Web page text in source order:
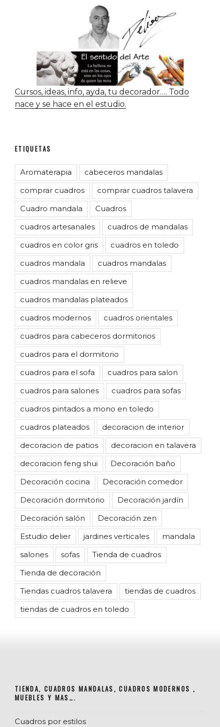
Cursos, ideas, info, ayda, tu decorador…. Todo
nace y se hace en el estudio.
ETIQUETAS
Aromaterapia
cabeceros mandalas
comprar cuadros
comprar cuadros talavera
Cuadro mandala
Cuadros
cuadros artesanales
cuadros de mandalas
cuadros en color gris
cuadros en toledo
cuadros mandala
cuadros mandalas
cuadros mandalas en relieve
cuadros mandalas plateados
cuadros modernos
cuadros orientales
cuadros para cabeceros dormitorios
cuadros para el dormitorio
cuadros para el sofa
cuadros para salon
cuadros para salones
cuadros para sofas
cuadros pintados a mono en toledo
cuadros plateados
decoracion de interior
decoracion de patios
decoracion en talavera
decoracion feng shui
Decoración baño
Decoración cocina
Decoración comedor
Decoración dormitorio
Decoración jardín
Decoración salón
Decoración zen
Estudio delier
jardines verticales
mandala
salones
sofas
Tienda de cuadros
Tienda de decoración
Tiendas cuadros talavera
tiendas de cuadros
tiendas de cuadros en toledo
TIENDA, CUADROS MANDALAS, CUADROS MODERNOS ,
MUEBLES Y MAS….
Cuadros por estilos